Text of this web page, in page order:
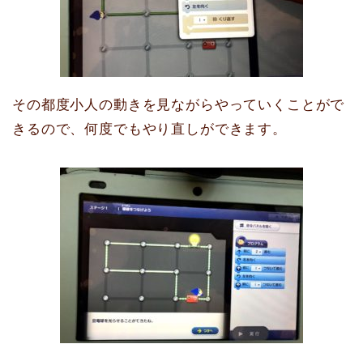
その都度小人の動きを見ながらやっていくことがで
きるので、何度でもやり直しができます。